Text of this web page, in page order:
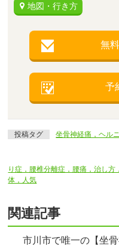
地図・行き方
無
予
投稿タグ 坐骨神経痛，ヘル
り症，腰椎分離症，腰痛，治し
体，人気
関連記事
市川市で唯一の【坐